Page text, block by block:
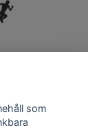
som